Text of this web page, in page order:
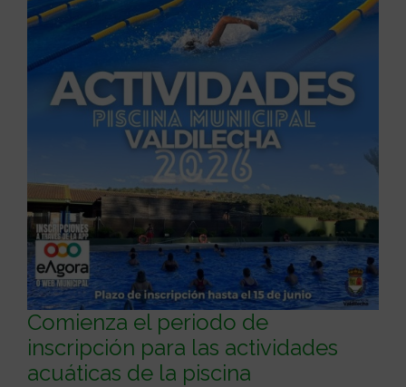
Comienza el periodo de
inscripción para las actividades
acuáticas de la piscina